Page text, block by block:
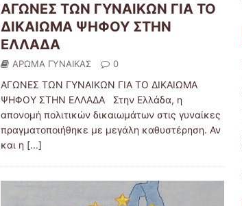
ΑΓΩΝΕΣ ΤΩΝ ΓΥΝΑΙΚΩΝ ΓΙΑ ΤΟ
ΔΙΚΑΙΩΜΑ ΨΗΦΟΥ ΣΤΗΝ
ΕΛΛΑΔΑ
ΑΡΩΜΑ ΓΥΝΑΙΚΑΣ 0
ΑΓΩΝΕΣ ΤΩΝ ΓΥΝΑΙΚΩΝ ΓΙΑ ΤΟ ΔΙΚΑΙΩΜΑ
ΨΗΦΟΥ ΣΤΗΝ ΕΛΛΑΔΑ Στην Ελλάδα, η
απονομή πολιτικών δικαιωμάτων στις γυναίκες
πραγματοποιήθηκε με μεγάλη καθυστέρηση. Αν
και η [...]